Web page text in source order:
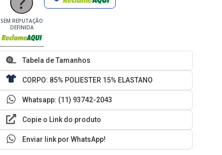
SEM REPUTAÇÃO
DEFINIDA
Tabela de Tamanhos
CORPO: 85% POLIESTER 15% ELASTANO
Whatsapp: (11) 93742-2043
Copie o Link do produto
Enviar link por WhatsApp!